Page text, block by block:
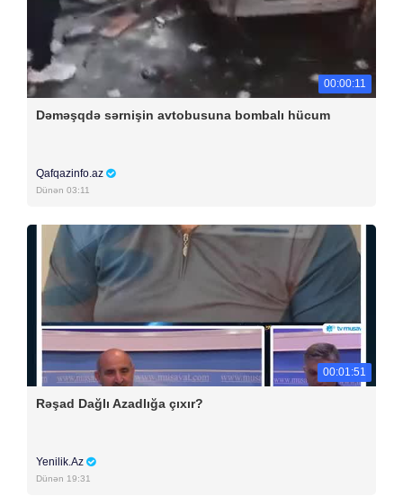
00:00:11
Dəməşqdə sərnişin avtobusuna bombalı hücum
Qafqazinfo.az
Dünən 03:11
00:01:51
Rəşad Dağlı Azadlığa çıxır?
Yenilik.Az
Dünən 19:31